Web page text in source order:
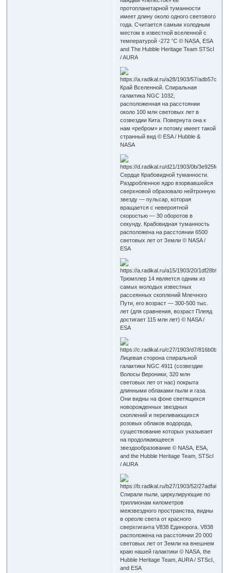
протопланетарной туманности
имеет длину около одного светового
года. Считается самым холодным
местом в известной вселенной с
температурой -272 °C © NASA, ESA
and The Hubble Heritage Team STScI
/ AURA
Край Вселенной. Спиральная
галактика NGC 1032,
расположенная на расстоянии
около 100 млн световых лет в
созвездии Кита. Повернута она к
нам «ребром» и потому имеет такой
странный вид © ESA / Hubble &
NASA
Сердце Крабовидной туманности.
Раздробленное ядро ​​взорвавшейся
сверхновой образовало нейтронную
звезду — пульсар, которая
вращается с невероятной
скоростью — 30 оборотов в
секунду. Крабовидная туманность
расположена на расстоянии 6500
световых лет от Земли © NASA /
ESA
Трюмплер 14 является одним из
самых молодых известных
рассеянных скоплений Млечного
Пути, его возраст — 300-500 тыс.
лет (для сравнения, возраст Плеяд
достигает 115 млн лет) © NASA /
ESA
Лицевая сторона спиральной
галактики NGC 4911 (созвездие
Волосы Вероники, 320 млн
световых лет от нас) покрыта
длинными облаками пыли и газа.
Они видны на фоне светящихся
новорожденных звездных
скоплений и переливающихся
розовых облаков водорода,
существование которых указывает
на продолжающееся
звездообразование © NASA, ESA,
and the Hubble Heritage Team, STScI
/ AURA
Спирали пыли, циркулирующие по
триллионам километров
межзвездного пространства, видны
в ореоле света от красного
сверхгиганта V838 Единорога. V838
расположена на расстоянии 20 000
световых лет от Земли на внешнем
краю нашей галактики © NASA, the
Hubble Heritage Team, AURA / STScI,
and ESA